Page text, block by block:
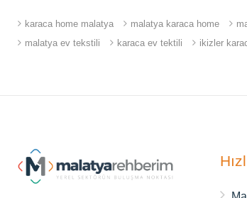
karaca home malatya malatya karaca home
malatya ev tekstili
karaca ev tektili ikizler